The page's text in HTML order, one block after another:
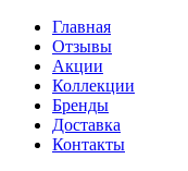
Главная
Отзывы
Акции
Коллекции
Бренды
Доставка
Контакты